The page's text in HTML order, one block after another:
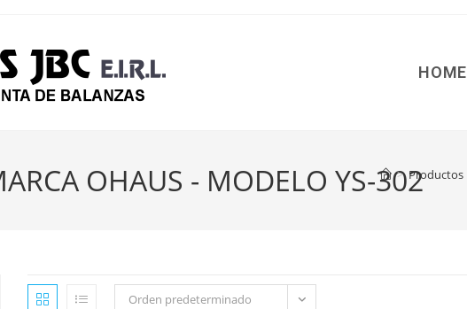
HOME
OHAUS - MODELO YS-302
> Productos
Orden predeterminado